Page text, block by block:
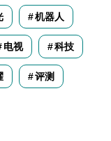
机器人
电视 科技
评测